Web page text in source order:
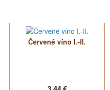
Červené víno I.-II.